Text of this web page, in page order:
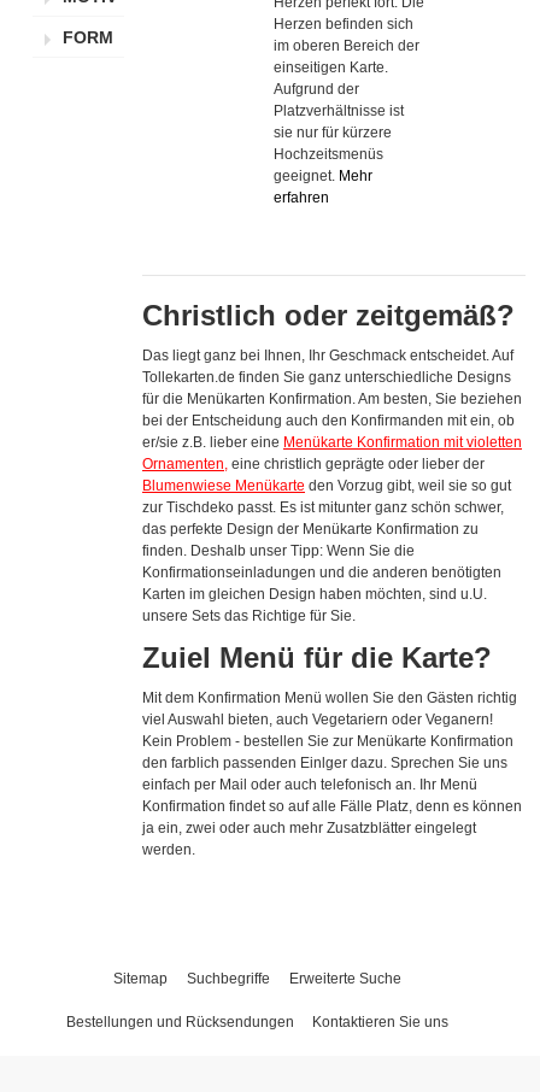
Herzen befinden sich
im oberen Bereich der
einseitigen Karte.
Aufgrund der
Platzverhältnisse ist
sie nur für kürzere
Hochzeitsmenüs
geeignet. Mehr
erfahren
Christlich oder zeitgemäß?
Das liegt ganz bei Ihnen, Ihr Geschmack entscheidet. Auf
Tollekarten.de finden Sie ganz unterschiedliche Designs
für die Menükarten Konfirmation. Am besten, Sie beziehen
bei der Entscheidung auch den Konfirmanden mit ein, ob
er/sie z.B. lieber eine Menükarte Konfirmation mit violetten
Ornamenten, eine christlich geprägte oder lieber der
Blumenwiese Menükarte den Vorzug gibt, weil sie so gut
zur Tischdeko passt. Es ist mitunter ganz schön schwer,
das perfekte Design der Menükarte Konfirmation zu
finden. Deshalb unser Tipp: Wenn Sie die
Konfirmationseinladungen und die anderen benötigten
Karten im gleichen Design haben möchten, sind u.U.
unsere Sets das Richtige für Sie.
Zuiel Menü für die Karte?
Mit dem Konfirmation Menü wollen Sie den Gästen richtig
viel Auswahl bieten, auch Vegetariern oder Veganern!
Kein Problem - bestellen Sie zur Menükarte Konfirmation
den farblich passenden Einlger dazu. Sprechen Sie uns
einfach per Mail oder auch telefonisch an. Ihr Menü
Konfirmation findet so auf alle Fälle Platz, denn es können
ja ein, zwei oder auch mehr Zusatzblätter eingelegt
werden.
FORM
Sitemap Suchbegriffe Erweiterte Suche
Bestellungen und Rücksendungen Kontaktieren Sie uns